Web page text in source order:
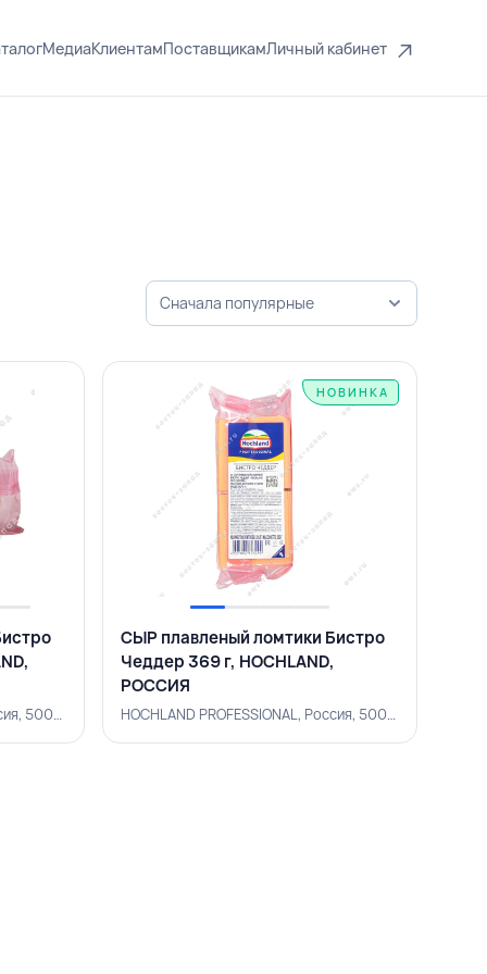
МедиаКлиентамПоставщикамЛичный кабинет
Сначала популярные
HOCHLAND PROFESSIONAL, Россия, 500002870
НОВИНКА
СЫР плавленый ломтики Бистро
Чеддер 369 г, HOCHLAND,
РОССИЯ
HOCHLAND PROFESSIONAL, Россия, 500002871